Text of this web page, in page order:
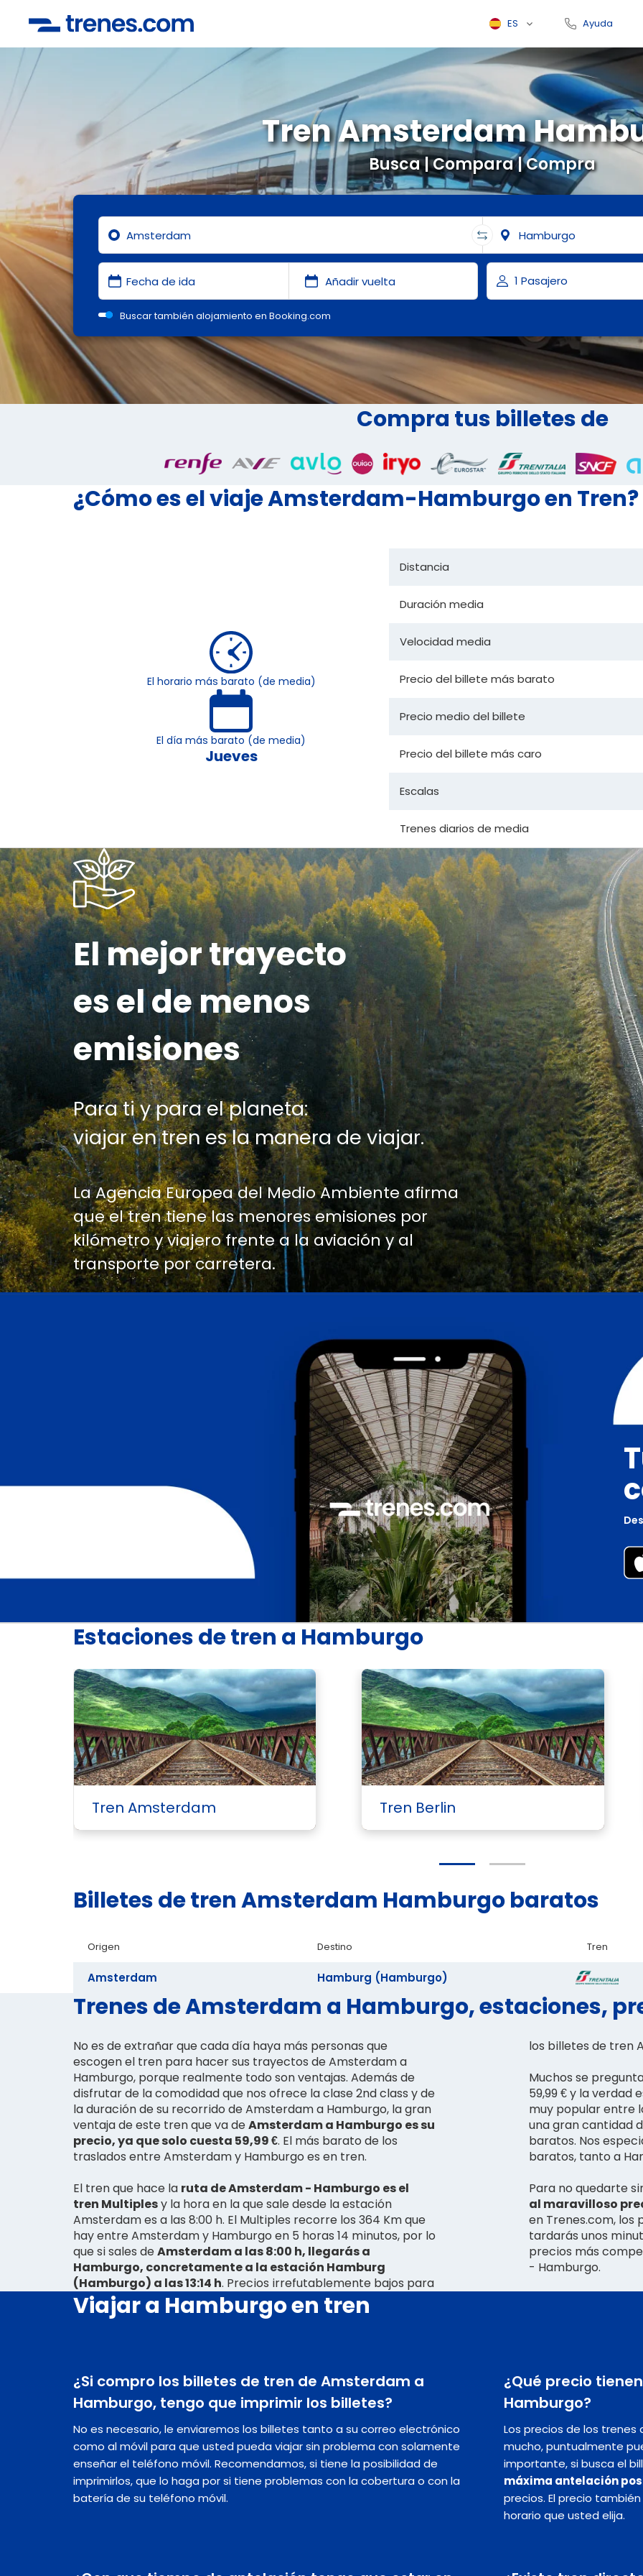
ES Ayuda
Busca | Compara | Compra
Tren Amsterdam
Buscar también alojamiento en Booking.com
Compra tus billetes de
¿Cómo es el viaje Amsterdam-Hamburgo en Tren?
El horario más barato (de media)
El día más barato (de media)
Jueves
Distancia
Duración media
Velocidad media
Precio del billete más barato
Precio medio del billete
Precio del billete más caro
Escalas
Trenes diarios de media
El mejor trayecto
es el de menos
emisiones
Para ti y para el planeta:
viajar en tren es la manera de viajar.
La Agencia Europea del Medio Ambiente afirma
que el tren tiene las menores emisiones por
kilómetro y viajero frente a la aviación y al
transporte por carretera.
Estaciones de tren a Hamburgo
Tren Amsterdam Tren Berlin
Billetes de tren Amsterdam Hamburgo baratos
Origen Destino Tren
Amsterdam Hamburg (Hamburgo)
Trenes de Amsterdam a Hamburgo, estaciones,
No es de extrañar que cada día haya más personas que
escogen el tren para hacer sus trayectos de Amsterdam a
Hamburgo, porque realmente todo son ventajas. Además de
disfrutar de la comodidad que nos ofrece la clase 2nd class y de
la duración de su recorrido de Amsterdam a Hamburgo, la gran
ventaja de este tren que va deAmsterdam a Hamburgo es su
precio, ya que solo cuesta 59,99 €. El más barato de los
traslados entre Amsterdam y Hamburgo es en tren.
El tren que hace la ruta de Amsterdam - Hamburgo es el
tren Multiplesy la hora en la que sale desde la estación
Amsterdam es a las 8:00 h. El Multiples recorre los 364 Km que
hay entre Amsterdam y Hamburgo en 5 horas 14 minutos, por lo
que si sales deAmsterdam a las 8:00 h, llegarás a
Hamburgo, concretamente a la estación Hamburg
(Hamburgo) a las 13:14 h. Precios irrefutablemente bajos para
los billetes de tren
Muchos se
59,99 € y la verdad
muy popular entre
una gran cantidad
baratos. Nos
baratos, tanto a
Para no quedarte
al maravilloso
en Trenes.com, los
tardarás unos
precios más
- Hamburgo.
Viajar a Hamburgo en tren
¿Si compro los billetes de tren de Amsterdam a
Hamburgo, tengo que imprimir los billetes?
No es necesario, le enviaremos los billetes tanto a su correo electrónico
como al móvil para que usted pueda viajar sin problema con solamente
enseñar el teléfono móvil. Recomendamos, si tiene la posibilidad de
imprimirlos, que lo haga por si tiene problemas con la cobertura o con la
batería de su teléfono móvil.
¿Qué precio
Hamburgo?
Los precios de los
mucho, puntualmente
importante, si busca el
máxima antelación
precios. El precio
horario que usted elija.